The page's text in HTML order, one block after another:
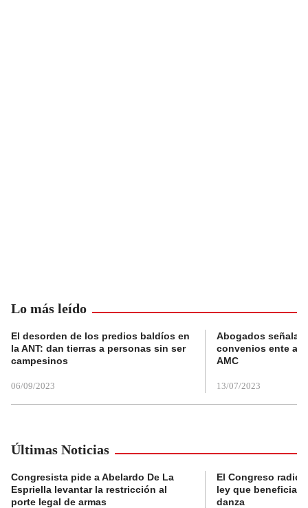
Lo más leído
El desorden de los predios baldíos en
la ANT: dan tierras a personas sin ser
campesinos
06/09/2023
Abogados
convenios ente
AMC
13/07/2023
Últimas Noticias
Congresista pide a Abelardo De La
Espriella levantar la restricción al
porte legal de armas
El Congreso
ley que beneficia
danza